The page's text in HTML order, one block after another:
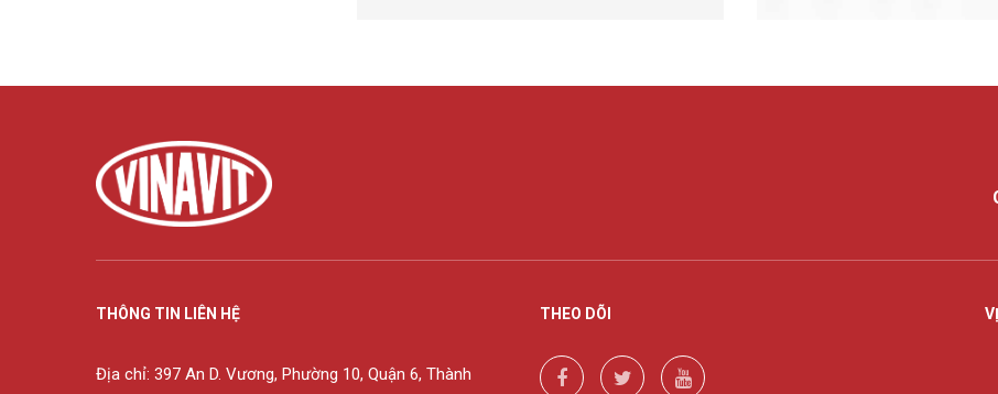
THÔNG TIN LIÊN HỆ
Địa chỉ: 397 An D. Vương, Phường 10, Quận 6, Thành
THEO DÕI